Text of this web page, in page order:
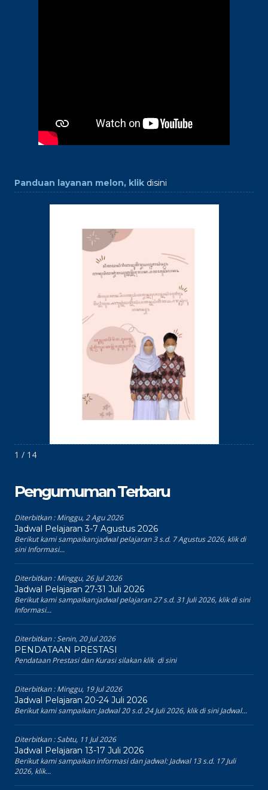
Panduan layanan melon, klik disini
1 / 14
Pengumuman Terbaru
Diterbitkan :Minggu, 2 Agu 2026
Jadwal Pelajaran 3-7 Agustus 2026
Berikut kami sampaikan:jadwal pelajaran 3 s.d. 7 Agustus 2026, klik di
sini Informasi...
Diterbitkan :Minggu, 26 Jul 2026
Jadwal Pelajaran 27-31 Juli 2026
Berikut kami sampaikan:jadwal pelajaran 27 s.d. 31 Juli 2026, klik di sini
Informasi...
Diterbitkan :Senin, 20 Jul 2026
PENDATAAN PRESTASI
Pendataan Prestasi dan Kurasi silakan klik di sini
Diterbitkan :Minggu, 19 Jul 2026
Jadwal Pelajaran 20-24 Juli 2026
Berikut kami sampaikan: Jadwal 20 s.d. 24 Juli 2026, klik di sini Jadwal...
Diterbitkan :Sabtu, 11 Jul 2026
Jadwal Pelajaran 13-17 Juli 2026
Berikut kami sampaikan informasi dan jadwal: Jadwal 13 s.d. 17 Juli
2026, klik...